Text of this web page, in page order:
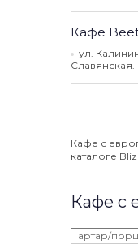
Кафе
ул.
Славянская.
Кафе с
каталоге
Кафе с
Тартар/